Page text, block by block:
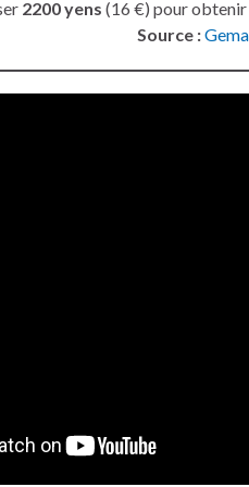
2200 yens (16 €) pour obtenir
Source :